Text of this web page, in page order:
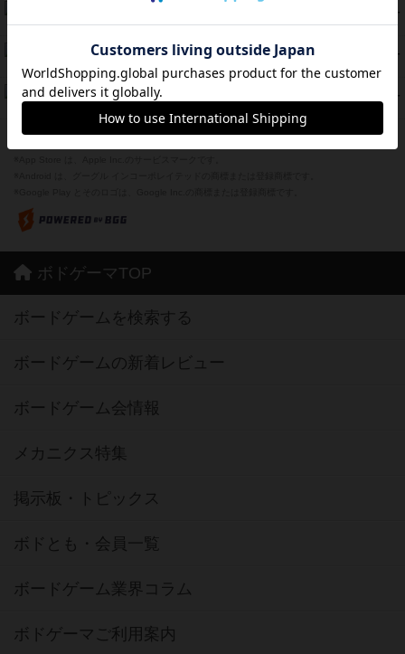
PT
紹介文あり 1件の投稿
PT
スーパーストア3000
37 PT
フリップ７：復讐心とともに
ボドゲーマTOP
ボードゲームを検索する
ボードゲームの新着レビュー
ボードゲーム会情報
メカニクス特集
掲示板・トピックス
ボドとも・会員一覧
ボードゲーム業界コラム
ボドゲーマご利用案内